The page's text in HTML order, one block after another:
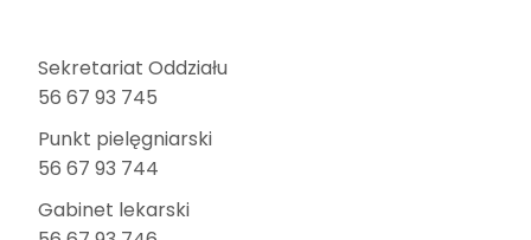
Sekretariat Oddziału
56 67 93 745
Punkt pielęgniarski
56 67 93 744
Gabinet lekarski